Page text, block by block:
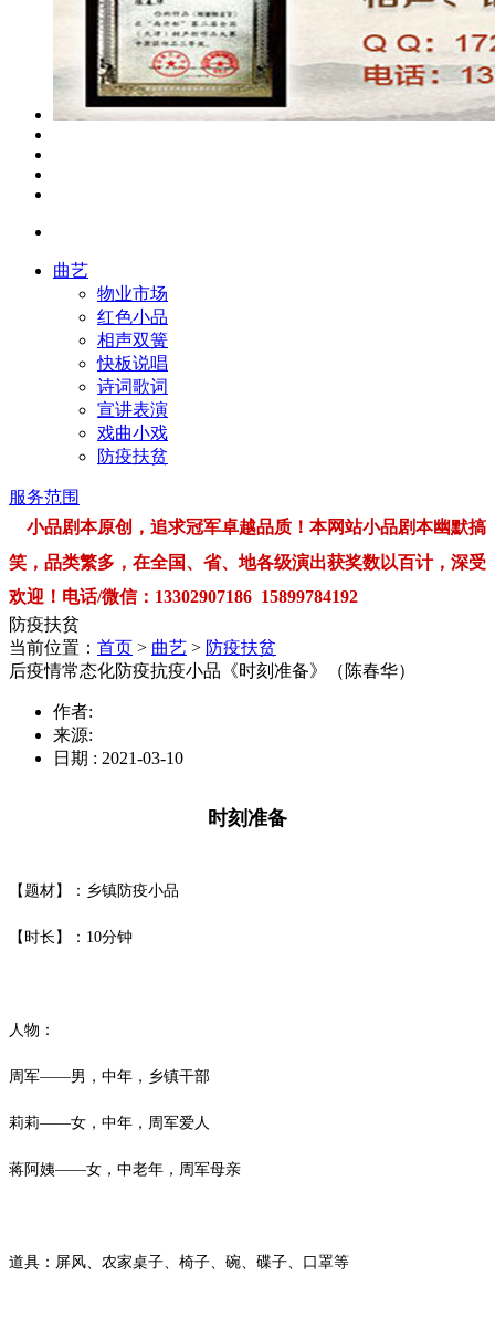
曲艺
物业市场
红色小品
相声双簧
快板说唱
诗词歌词
宣讲表演
戏曲小戏
防疫扶贫
服务范围
小品剧本原创，追求冠军卓越品质！本网站小品剧本幽默搞
笑，品类繁多，在全国、省、地各级演出获奖数以百计，深受
欢迎！电话/微信：13302907186 15899784192
防疫扶贫
当前位置： 首页 > 曲艺 > 防疫扶贫
后疫情常态化防疫抗疫小品《时刻准备》（陈春华）
作者:
来源:
日期 : 2021-03-10
时刻准备
【题材】：乡镇防疫小品
【时长】： 10分钟
人物：
周军——男，中年，乡镇干部
莉莉——女，中年，周军爱人
蒋阿姨——女，中老年，周军母亲
道具：屏风、农家桌子、椅子、碗、碟子、口罩等